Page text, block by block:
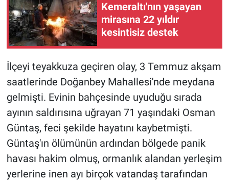
Kemeraltı'nın yaşayan
mirasına 22 yıldır
kesintisiz destek
İlçeyi teyakkuza geçiren olay, 3 Temmuz akşam
saatlerinde Doğanbey Mahallesi'nde meydana
gelmişti. Evinin bahçesinde uyuduğu sırada
ayının saldırısına uğrayan 71 yaşındaki Osman
Güntaş, feci şekilde hayatını kaybetmişti.
Güntaş'ın ölümünün ardından bölgede panik
havası hakim olmuş, ormanlık alandan yerleşim
yerlerine inen ayı birçok vatandaş tarafından